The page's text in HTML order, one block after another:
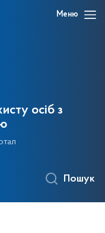
Меню
осіб з
Пошук